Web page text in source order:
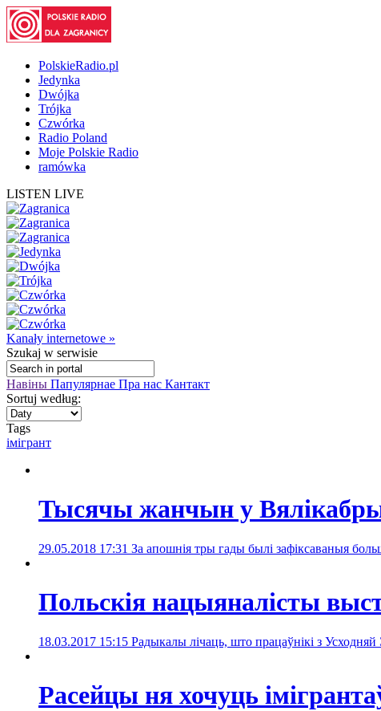
PolskieRadio.pl
Jedynka
Dwójka
Trójka
Czwórka
Radio Poland
Moje Polskie Radio
ramówka
LISTEN LIVE
Kanały internetowe »
Szukaj w serwisie
Навіны Папулярнае Пра нас Кантакт
Sortuj według:
Tags
імігрант
Тысячы жанчын у
29.05.2018 17:31 За апошнія тры гады былі зафіксаваныя
Польскія нацыяналісты
18.03.2017 15:15 Радыкалы лічаць, што працаўнікі з
Расейцы ня хочуць